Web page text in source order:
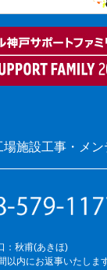
施設工事・メ
：秋甫(あきほ)
以内にお返事いたします